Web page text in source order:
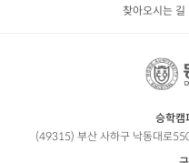
찾아오시는 길
승학캠
(49315) 부산 사하구 낙동대로